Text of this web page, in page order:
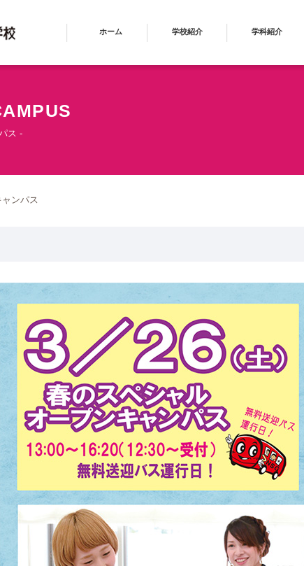
ホーム 学校紹介 学科紹介
ス -
ンパス